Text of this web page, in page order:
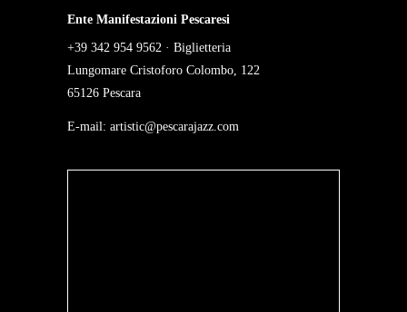
Ente Manifestazioni Pescaresi
+39 342 954 9562 · Biglietteria
Lungomare Cristoforo Colombo, 122
65126 Pescara
E-mail: artistic@pescarajazz.com